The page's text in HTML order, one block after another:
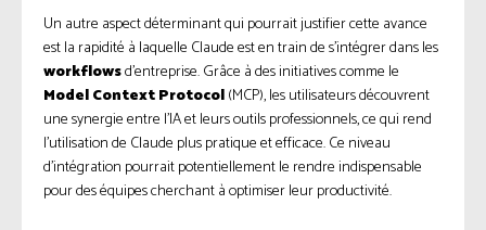
Un autre aspect déterminant qui pourrait justifier cette avance
est la rapidité à laquelle Claude est en train de s’intégrer dans les
workflowsd’entreprise. Grâce à des initiatives comme le
Model Context Protocol(MCP), les utilisateurs découvrent
une synergie entre l’IA et leurs outils professionnels, ce qui rend
l’utilisation de Claude plus pratique et efficace. Ce niveau
d’intégration pourrait potentiellement le rendre indispensable
pour des équipes cherchant à optimiser leur productivité.